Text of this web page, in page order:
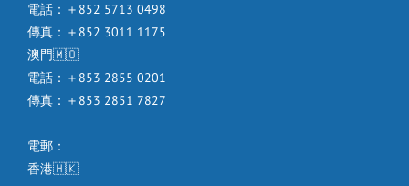
電話：＋852 5713 0498
傳真：＋852 3011 1175
澳門🇲🇴
電話：＋853 2855 0201
傳真：＋853 2851 7827
電郵：
香港🇭🇰